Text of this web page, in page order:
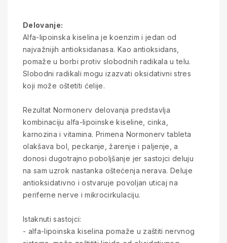
Delovanje:
Alfa-lipoinska kiselina je koenzim i jedan od
najvažnijih antioksidanasa. Kao antioksidans,
pomaže u borbi protiv slobodnih radikala u telu.
Slobodni radikali mogu izazvati oksidativni stres
koji može oštetiti ćelije.
Rezultat Normonerv delovanja predstavlja
kombinaciju alfa-lipoinske kiseline, cinka,
karnozina i vitamina. Primena Normonerv tableta
olakšava bol, peckanje, žarenje i paljenje, a
donosi dugotrajno poboljšanje jer sastojci deluju
na sam uzrok nastanka oštećenja nerava. Deluje
antioksidativno i ostvaruje povoljan uticaj na
periferne nerve i mikrocirkulaciju.
Istaknuti sastojci:
- alfa-lipoinska kiselina pomaže u zaštiti nervnog